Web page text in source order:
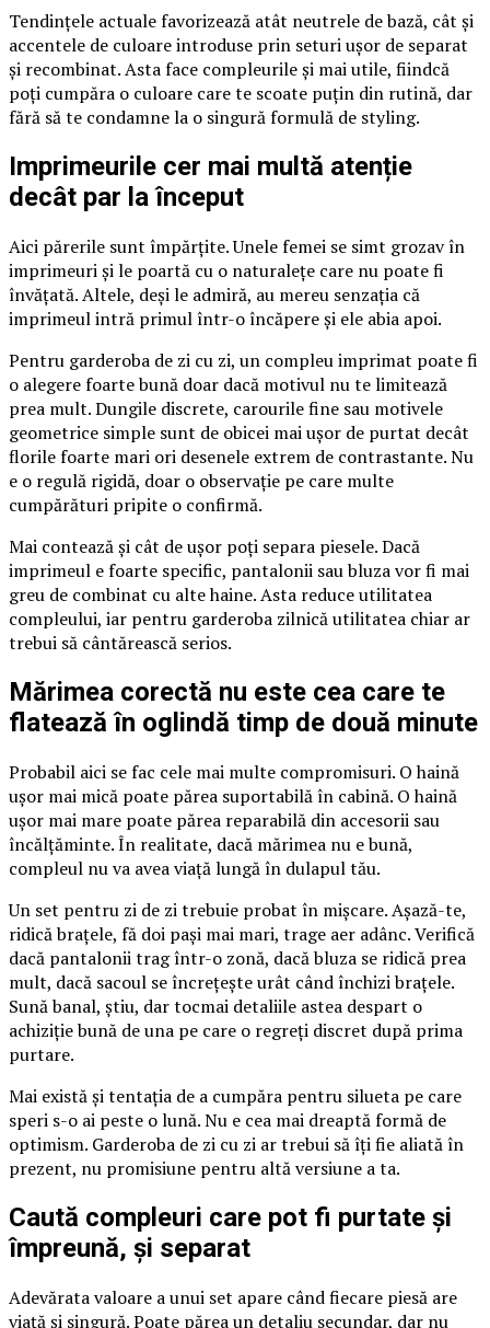
Tendințele actuale favorizează atât neutrele de bază, cât și
accentele de culoare introduse prin seturi ușor de separat
și recombinat. Asta face compleurile și mai utile, fiindcă
poți cumpăra o culoare care te scoate puțin din rutină, dar
fără să te condamne la o singură formulă de styling.
Imprimeurile cer mai multă atenție
decât par la început
Aici părerile sunt împărțite. Unele femei se simt grozav în
imprimeuri și le poartă cu o naturalețe care nu poate fi
învățată. Altele, deși le admiră, au mereu senzația că
imprimeul intră primul într-o încăpere și ele abia apoi.
Pentru garderoba de zi cu zi, un compleu imprimat poate fi
o alegere foarte bună doar dacă motivul nu te limitează
prea mult. Dungile discrete, carourile fine sau motivele
geometrice simple sunt de obicei mai ușor de purtat decât
florile foarte mari ori desenele extrem de contrastante. Nu
e o regulă rigidă, doar o observație pe care multe
cumpărături pripite o confirmă.
Mai contează și cât de ușor poți separa piesele. Dacă
imprimeul e foarte specific, pantalonii sau bluza vor fi mai
greu de combinat cu alte haine. Asta reduce utilitatea
compleului, iar pentru garderoba zilnică utilitatea chiar ar
trebui să cântărească serios.
Mărimea corectă nu este cea care te
flatează în oglindă timp de două minute
Probabil aici se fac cele mai multe compromisuri. O haină
ușor mai mică poate părea suportabilă în cabină. O haină
ușor mai mare poate părea reparabilă din accesorii sau
încălțăminte. În realitate, dacă mărimea nu e bună,
compleul nu va avea viață lungă în dulapul tău.
Un set pentru zi de zi trebuie probat în mișcare. Așază-te,
ridică brațele, fă doi pași mai mari, trage aer adânc. Verifică
dacă pantalonii trag într-o zonă, dacă bluza se ridică prea
mult, dacă sacoul se încrețește urât când închizi brațele.
Sună banal, știu, dar tocmai detaliile astea despart o
achiziție bună de una pe care o regreți discret după prima
purtare.
Mai există și tentația de a cumpăra pentru silueta pe care
speri s-o ai peste o lună. Nu e cea mai dreaptă formă de
optimism. Garderoba de zi cu zi ar trebui să îți fie aliată în
prezent, nu promisiune pentru altă versiune a ta.
Caută compleuri care pot fi purtate și
împreună, și separat
Adevărata valoare a unui set apare când fiecare piesă are
viață și singură. Poate părea un detaliu secundar, dar nu